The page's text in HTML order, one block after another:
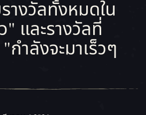
งวัลทั้งหมดใน
และรางวัลที่
ำลังจะมาเร็วๆ